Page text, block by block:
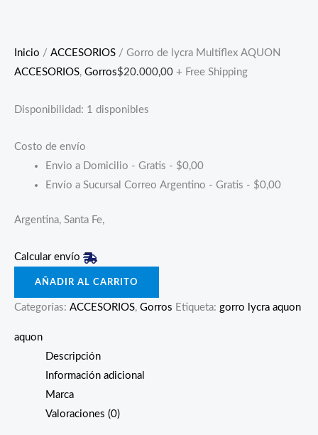
Inicio / ACCESORIOS / Gorro de lycra Multiflex AQUON
ACCESORIOS, Gorros$20.000,00 + Free Shipping
Disponibilidad: 1 disponibles
Costo de envío
Envio a Domicilio - Gratis - $0,00
Envío a Sucursal Correo Argentino - Gratis - $0,00
Argentina, Santa Fe,
Calcular envío
AÑADIR AL CARRITO
Categorías: ACCESORIOS, Gorros Etiqueta: gorro lycra aquon
aquon
Descripción
Información adicional
Marca
Valoraciones (0)